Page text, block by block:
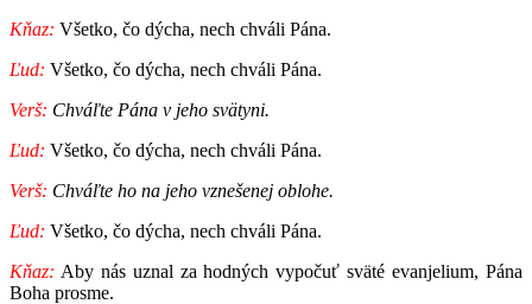
Kňaz: Všetko, čo dýcha, nech chváli Pána.
Ľud: Všetko, čo dýcha, nech chváli Pána.
Verš: Chváľte Pána v jeho svätyni.
Ľud: Všetko, čo dýcha, nech chváli Pána.
Verš: Chváľte ho na jeho vznešenej oblohe.
Ľud: Všetko, čo dýcha, nech chváli Pána.
Kňaz: Aby nás uznal za hodných vypočuť sväté evanjelium, Pána
Boha prosme.